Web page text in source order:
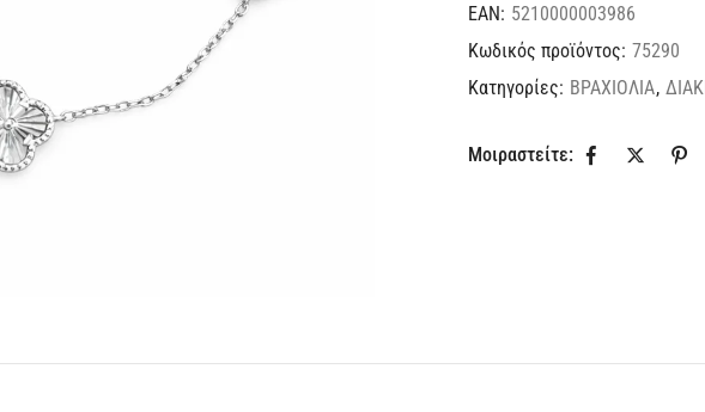
EAN: 5210000003986
Κωδικός προϊόντος: 75290
Κατηγορίες: ΒΡΑΧΙΟΛΙΑ,
Μοιραστείτε: